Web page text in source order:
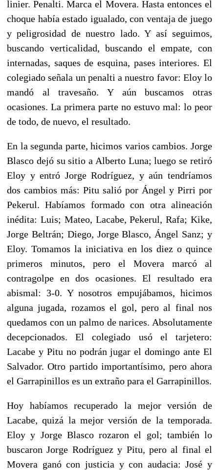
linier. Penalti. Marca el Movera. Hasta entonces el
choque había estado igualado, con ventaja de juego
y peligrosidad de nuestro lado. Y así seguimos,
buscando verticalidad, buscando el empate, con
internadas, saques de esquina, pases interiores. El
colegiado señala un penalti a nuestro favor: Eloy lo
mandó al travesaño. Y aún buscamos otras
ocasiones. La primera parte no estuvo mal: lo peor
de todo, de nuevo, el resultado.
En la segunda parte, hicimos varios cambios. Jorge
Blasco dejó su sitio a Alberto Luna; luego se retiró
Eloy y entró Jorge Rodríguez, y aún tendríamos
dos cambios más: Pitu salió por Ángel y Pirri por
Pekerul. Habíamos formado con otra alineación
inédita: Luis; Mateo, Lacabe, Pekerul, Rafa; Kike,
Jorge Beltrán; Diego, Jorge Blasco, Ángel Sanz; y
Eloy. Tomamos la iniciativa en los diez o quince
primeros minutos, pero el Movera marcó al
contragolpe en dos ocasiones. El resultado era
abismal: 3-0. Y nosotros empujábamos, hicimos
alguna jugada, rozamos el gol, pero al final nos
quedamos con un palmo de narices. Absolutamente
decepcionados. El colegiado usó el tarjetero:
Lacabe y Pitu no podrán jugar el domingo ante El
Salvador. Otro partido importantísimo, pero ahora
el Garrapinillos es un extraño para el Garrapinillos.
Hoy habíamos recuperado la mejor versión de
Lacabe, quizá la mejor versión de la temporada.
Eloy y Jorge Blasco rozaron el gol; también lo
buscaron Jorge Rodríguez y Pitu, pero al final el
Movera ganó con justicia y con audacia: José y